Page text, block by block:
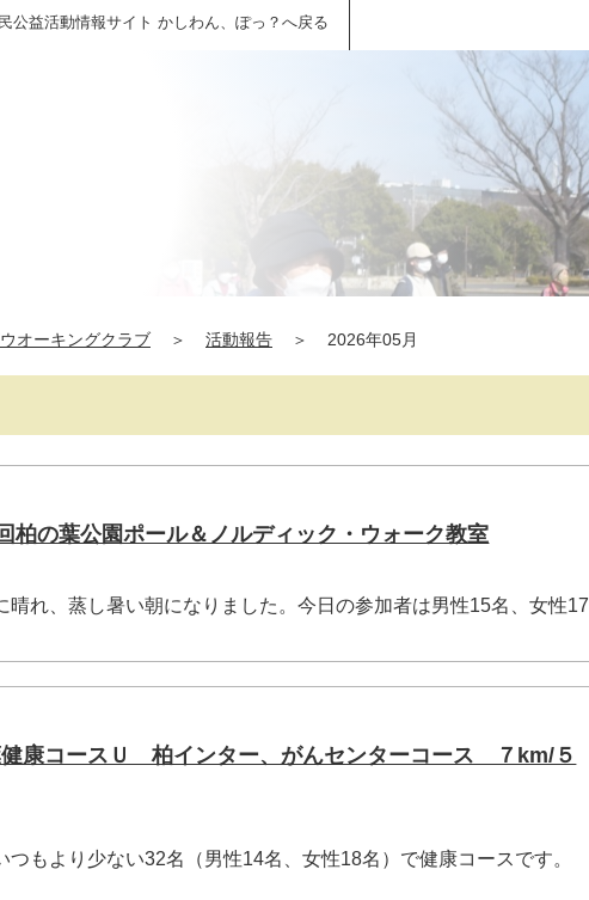
公益活動情報サイト かしわん、ぽっ？へ戻る
オーキングクラブ ＞ 活動報告 ＞ 2026年05月
の葉公園ポール＆ノルディック・ウォーク教室
れ、蒸し暑い朝になりました。今日の参加者は男性15名、女性17
康コースＵ 柏インター、がんセンターコース ７km/５
もより少ない32名（男性14名、女性18名）で健康コースです。